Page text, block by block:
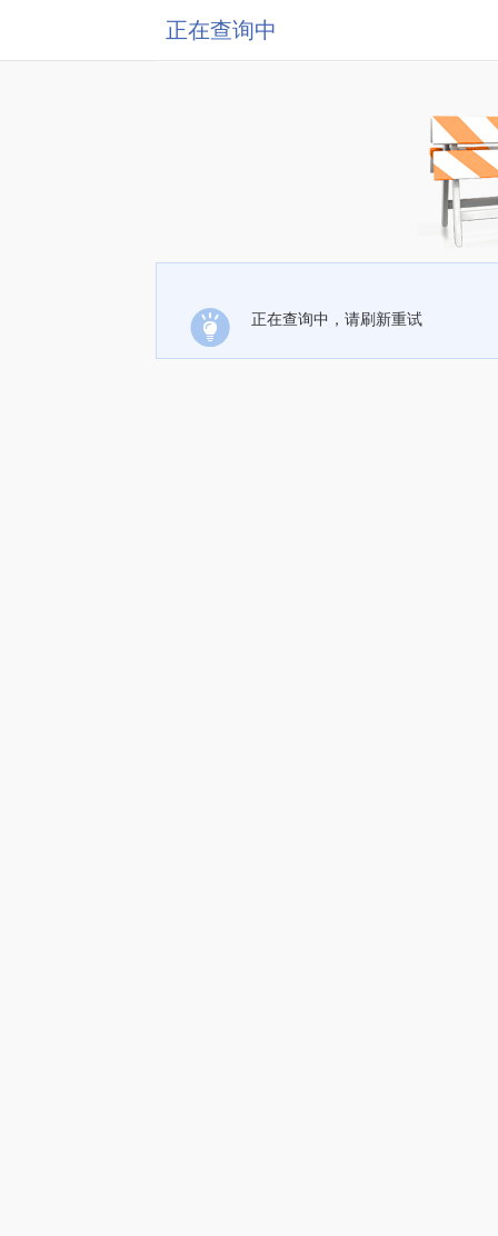
正在查询中
正在查询中，请刷新重试